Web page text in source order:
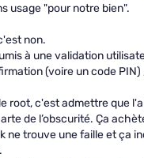
usage "pour notre bien".
non.
à une validation
(voire un code PIN)
root, c'est admettre que
de l’obscurité. Ça
ne trouve une faille et ça